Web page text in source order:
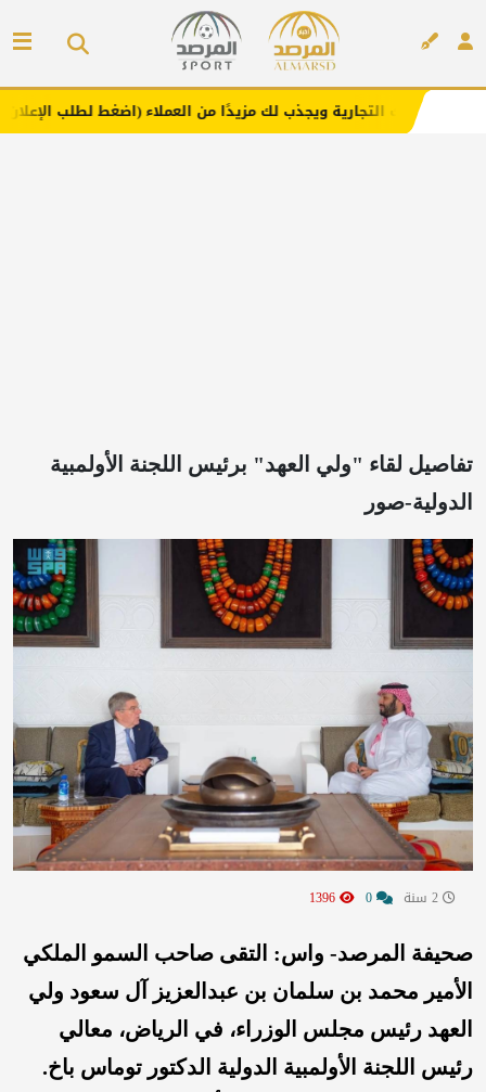
ويجذب لك مزيدًا من العملاء (اضغط لطلب الإعلان)
تفاصيل لقاء "ولي العهد" برئيس اللجنة الأولمبية
الدولية-صور
صحيفة المرصد- واس: التقى صاحب السمو الملكي
الأمير محمد بن سلمان بن عبدالعزيز آل سعود ولي
العهد رئيس مجلس الوزراء، في الرياض، معالي
رئيس اللجنة الأولمبية الدولية الدكتور توماس باخ.